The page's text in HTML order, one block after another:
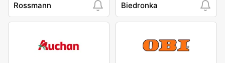
Rossmann Biedronka